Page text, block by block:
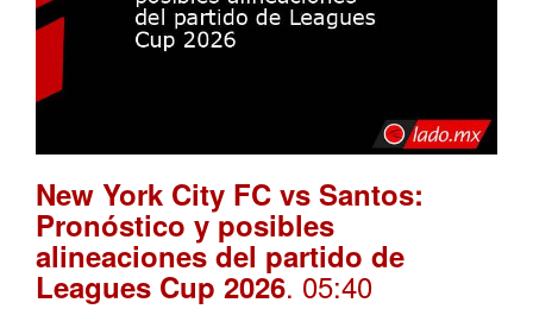
New York City FC vs Santos:
Pronóstico y posibles
alineaciones del partido de
Leagues Cup 2026. 05:40